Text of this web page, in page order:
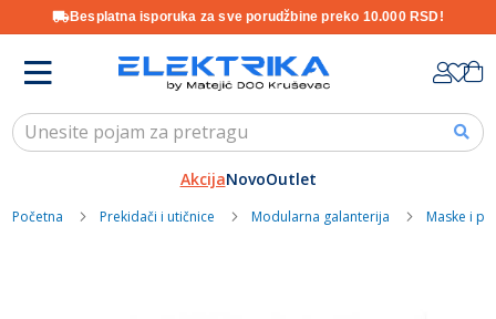
Besplatna isporuka za sve porudžbine preko 10.000 RSD!
Content
AkcijaNovoOutlet
Početna Prekidači i utičnice Modularna galanterija Maske i